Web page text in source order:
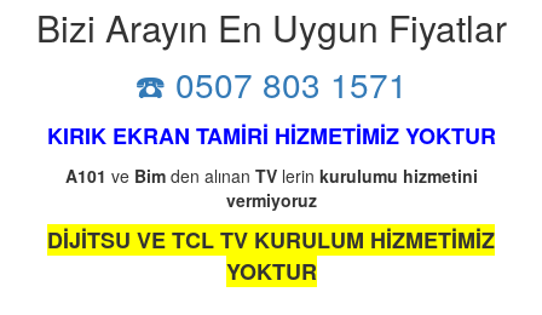
Bizi Arayın En Uygun Fiyatlar
☎️ 0507 803 1571
KIRIK EKRAN TAMİRİ HİZMETİMİZ YOKTUR
A101 ve Bimden alınan TVlerin kurulumu hizmetini
vermiyoruz
DİJİTSU VE TCL TV KURULUM HİZMETİMİZ
YOKTUR